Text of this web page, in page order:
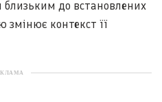
до встановлених
змінює контекст її